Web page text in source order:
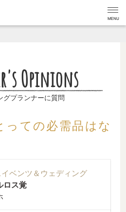
MENU
Opinions
グプランナーに質問
っての必需品はな
ベンツ＆ウェディング
ロス覚